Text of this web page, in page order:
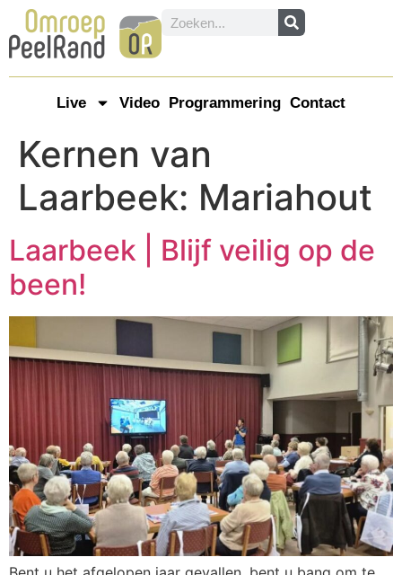
Live Video Programmering Contact
Kernen van
Laarbeek: Mariahout
Laarbeek | Blijf veilig op de
been!